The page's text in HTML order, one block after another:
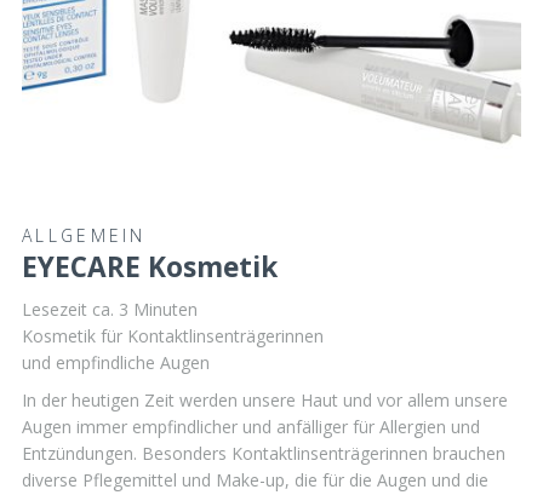
ALLGEMEIN
EYECARE Kosmetik
Lesezeit ca. 3 Minuten
Kosmetik für Kontaktlinsenträgerinnen
und empfindliche Augen
In der heutigen Zeit werden unsere Haut und vor allem unsere
Augen immer empfindlicher und anfälliger für Allergien und
Entzündungen. Besonders Kontaktlinsenträgerinnen brauchen
diverse Pflegemittel und Make-up, die für die Augen und die